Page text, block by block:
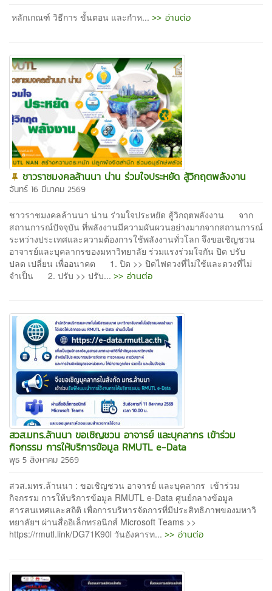
หลักเกณฑ์ วิธีการ ขั้นตอน และกำห... >> อ่านต่อ
ชาวราชมงคลล้านนา น่าน ร่วมใจประหยัด สู้วิกฤตพลังงาน
จันทร์ 16 มีนาคม 2569
ชาวราชมงคลล้านนา น่าน ร่วมใจประหยัด สู้วิกฤตพลังงาน จาก
สถานการณ์ปัจจุบัน ที่พลังงานมีความผันผวนอย่างมากจากสถานการณ์
ระหว่างประเทศและความต้องการใช้พลังงานทั่วโลก จึงขอเชิญชวน
อาจารย์และบุคลากรของมหาวิทยาลัย ร่วมแรงร่วมใจกัน ปิด ปรับ
ปลด เปลี่ยน เพื่ออนาคต 1. ปิด >> ปิดไฟดวงที่ไม่ใช้และดวงที่ไม่
จำเป็น 2. ปรับ >> ปรับ... >> อ่านต่อ
สวส.มทร.ล้านนา ขอเชิญชวน อาจารย์ และบุคลากร เข้าร่วม
กิจกรรม การให้บริการข้อมูล RMUTL e-Data
พุธ 5 สิงหาคม 2569
สวส.มทร.ล้านนา : ขอเชิญชวน อาจารย์ และบุคลากร เข้าร่วม
กิจกรรม การให้บริการข้อมูล RMUTL e-Data ศูนย์กลางข้อมูล
สารสนเทศและสถิติ เพื่อการบริหารจัดการที่มีประสิทธิภาพของมหาวิ
ทยาลัยฯ ผ่านสื่ออิเล็กทรอนิกส์ Microsoft Teams >>
https://rmutl.link/DG71K90l วันอังคารท... >> อ่านต่อ